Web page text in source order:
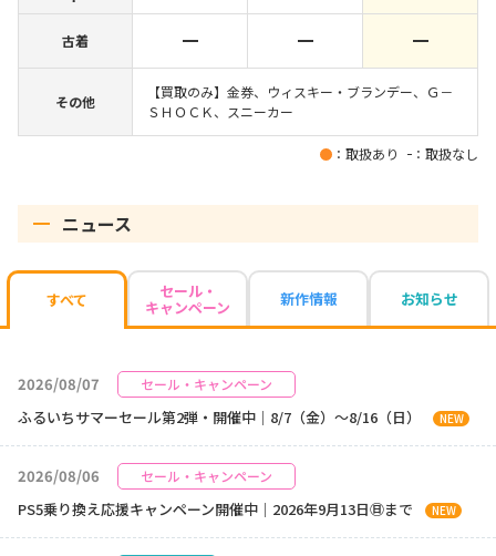
古着
その他
【買取のみ】金券、ウィスキー・ブランデー、Ｇ－
ＳＨＯＣＫ、スニーカー
：取扱あり ：取扱なし
ニュース
すべて セール・
キャンペーン 新作情報 お知らせ
2026/08/07 セール・キャンペーン
ふるいちサマーセール第2弾・開催中｜8/7（金）～8/16（日） NEW
2026/08/06 セール・キャンペーン
PS5乗り換え応援キャンペーン開催中｜2026年9月13日㊐まで NEW